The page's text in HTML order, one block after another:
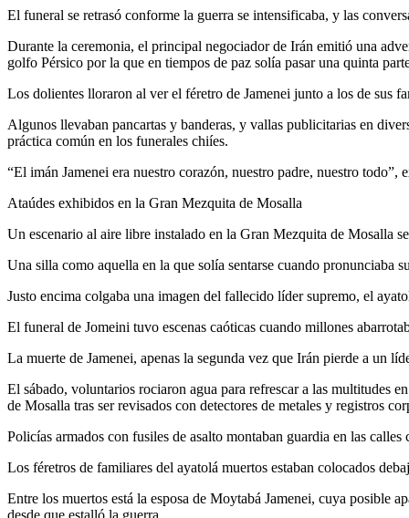
El funeral se retrasó conforme la guerra se intensificaba, y las
Durante la ceremonia, el principal negociador de Irán emitió una
golfo Pérsico por la que en tiempos de paz solía pasar una quinta
Los dolientes lloraron al ver el féretro de Jamenei junto a los de sus
Algunos llevaban pancartas y banderas, y vallas publicitarias en
práctica común en los funerales chiíes.
“El imán Jamenei era nuestro corazón, nuestro padre, nuestro
Ataúdes exhibidos en la Gran Mezquita de Mosalla
Un escenario al aire libre instalado en la Gran Mezquita de Mosalla
Una silla como aquella en la que solía sentarse cuando pronunciaba
Justo encima colgaba una imagen del fallecido líder supremo, el
El funeral de Jomeini tuvo escenas caóticas cuando millones
La muerte de Jamenei, apenas la segunda vez que Irán pierde a un
El sábado, voluntarios rociaron agua para refrescar a las multitudes
de Mosalla tras ser revisados con detectores de metales y registros
Policías armados con fusiles de asalto montaban guardia en las
Los féretros de familiares del ayatolá muertos estaban colocados
Entre los muertos está la esposa de Moytabá Jamenei, cuya posible
desde que estalló la guerra.